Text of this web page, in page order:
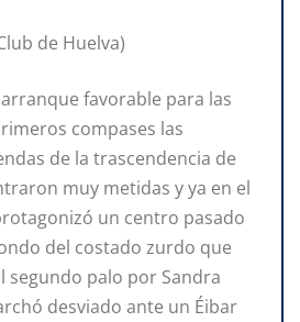
de Huelva)
favorable para las
compases las
de la trascendencia de
muy metidas y ya en el
un centro pasado
del costado zurdo que
segundo palo por Sandra
desviado ante un Éibar